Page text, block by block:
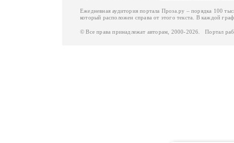
Ежедневная аудитория портала Проза.ру – порядка 100
который расположен справа от этого текста. В каждой
© Все права принадлежат авторам, 2000-2026. Портал